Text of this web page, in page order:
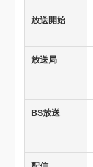
放送開始
放送局
BS放送